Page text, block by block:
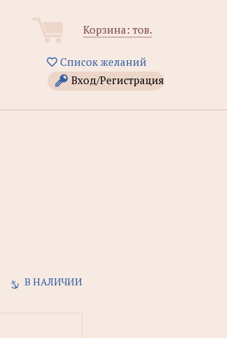
Корзина: тов.
Список желаний
Вход/Регистрация
В НАЛИЧИИ